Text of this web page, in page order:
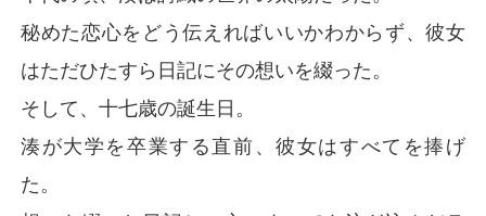
秘めた恋心をどう伝えればいいかわからず、彼女
はただひたすら日記にその想いを綴った。
そして、十七歳の誕生日。
湊が大学を卒業する直前、彼女はすべてを捧げ
た。